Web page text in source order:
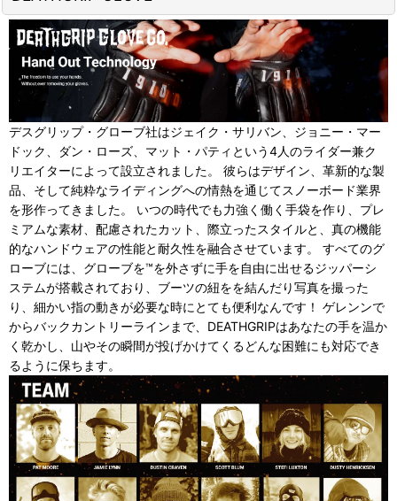
デスグリップ・グローブ社はジェイク・サリバン、ジョニー・マー
ドック、ダン・ローズ、マット・パティという4人のライダー兼ク
リエイターによって設立されました。 彼らはデザイン、革新的な製
品、そして純粋なライディングへの情熱を通じてスノーボード業界
を形作ってきました。 いつの時代でも力強く働く手袋を作り、プレ
ミアムな素材、配慮されたカット、際立ったスタイルと、真の機能
的なハンドウェアの性能と耐久性を融合させています。 すべてのグ
ローブには、グローブを™を外さずに手を自由に出せるジッパーシ
ステムが搭載されており、ブーツの紐をを結んだり写真を撮った
り、細かい指の動きが必要な時にとても便利なんです！ ゲレンンで
からバックカントリーラインまで、DEATHGRIPはあなたの手を温か
く乾かし、山やその瞬間が投げかけてくるどんな困難にも対応でき
るように保ちます。